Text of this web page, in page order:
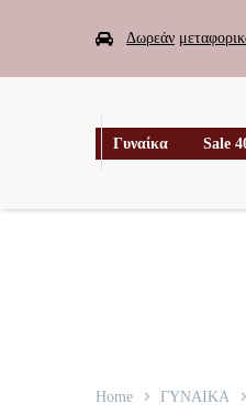
 Δωρεάν
Γυναίκα Sale
Home ΓΥΝΑΙΚΑ